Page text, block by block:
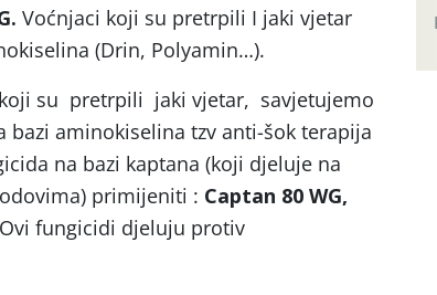
Voćnjaci koji su pretrpili I jaki vjetar
(Drin, Polyamin…).
koji su pretrpili jaki vjetar, savjetujemo
aminokiselina tzv anti-šok terapija
na bazi kaptana (koji djeluje na
primijeniti : Captan 80 WG,
Ovi fungicidi djeluju protiv